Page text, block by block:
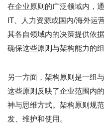
在企业原则的广泛领域内，
IT、人力资源或国内/海外运
其各自领域内的决策提供依
确保这些原则与架构能力的
另一方面，架构原则是一组
这些原则反映了企业范围内
神与思维方式。架构原则规
发、维护和使用。